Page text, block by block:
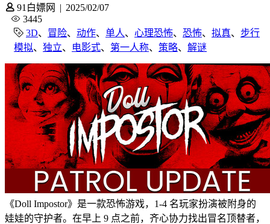
91白嫖网 | 2025/02/07
3445
3D、 冒险、 动作、 单人、 心理恐怖、 恐怖、 拟真、 步行
模拟、 独立、 电影式、 第一人称、 策略、 解谜
《Doll Impostor》是一款恐怖游戏，1-4 名玩家扮演被附身的
娃娃的守护者。在早上 9 点之前，齐心协力找出冒名顶替者，